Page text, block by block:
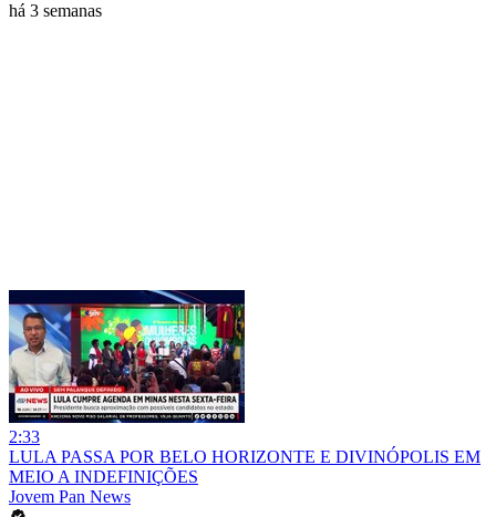
há 3 semanas
2:33
LULA PASSA POR BELO HORIZONTE E DIVINÓPOLIS EM
MEIO A INDEFINIÇÕES
Jovem Pan News